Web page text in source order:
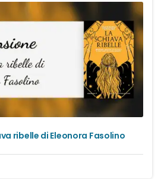
ribelle di Eleonora Fasolino